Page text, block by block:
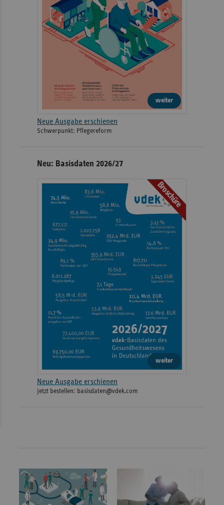
weiter
Neue Ausgabe erschienen
Schwerpunkt: Pflegereform
Neu: Basisdaten 2026/27
Broschüre
weiter
Neue Ausgabe erschienen
Jetzt bestellen: basisdaten@vdek.com